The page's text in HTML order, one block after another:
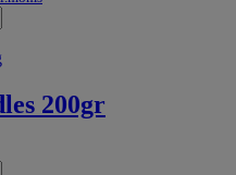
200gr